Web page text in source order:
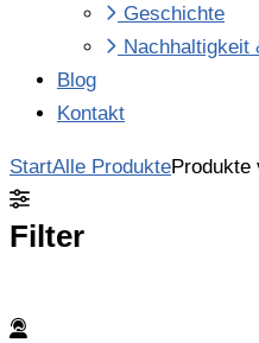
Geschichte
Nachhaltigkeit
Blog
Kontakt
StartAlle ProdukteProdukte
Filter